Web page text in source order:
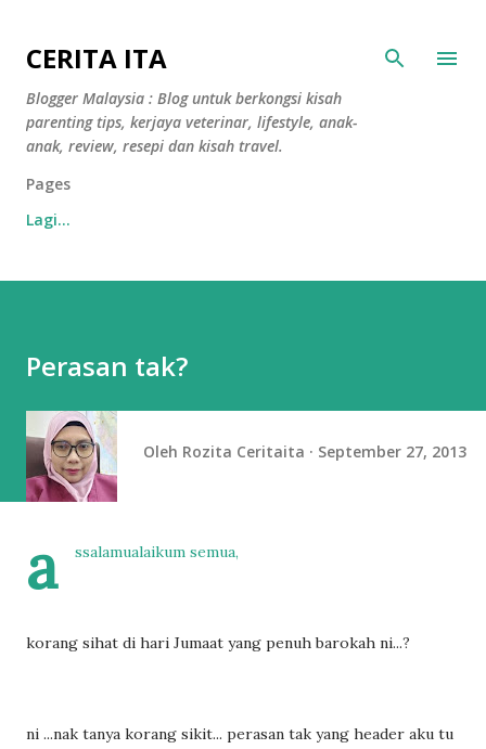
CERITA ITA
Blogger Malaysia : Blog untuk berkongsi kisah
parenting tips, kerjaya veterinar, lifestyle, anak-
anak, review, resepi dan kisah travel.
Pages
Lagi…
Perasan tak?
Oleh Rozita Ceritaita September 27, 2013
a ssalamualaikum semua,
korang sihat di hari Jumaat yang penuh barokah ni...?
ni ...nak tanya korang sikit... perasan tak yang header aku tu